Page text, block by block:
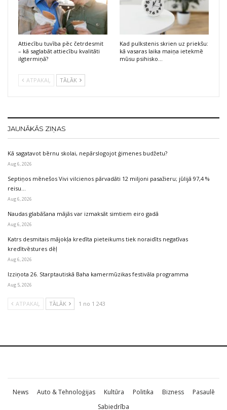
Attiecību tuvība pēc četrdesmit
– kā saglabāt attiecību kvalitāti
ilgtermiņā?
Kad pulkstenis skrien uz priekšu:
kā vasaras laika maiņa ietekmē
mūsu psihisko…
ATPAKAĻ TĀLĀK
JAUNĀKĀS ZIŅAS
Kā sagatavot bērnu skolai, nepārslogojot ģimenes budžetu?
Aug 6, 2026
Septiņos mēnešos Vivi vilcienos pārvadāti 12 miljoni pasažieru; jūlijā 97,4 %
reisu…
Aug 6, 2026
Naudas glabāšana mājās var izmaksāt simtiem eiro gadā
Aug 6, 2026
Katrs desmitais mājokļa kredīta pieteikums tiek noraidīts negatīvas
kredītvēstures dēļ
Aug 6, 2026
Izziņota 26. Starptautiskā Baha kamermūzikas festivāla programma
Aug 5, 2026
ATPAKAĻ TĀLĀK 1 no 1 243
News Auto & Tehnoloģijas Kultūra Politika Bizness
Pasaulē
Sabiedrība